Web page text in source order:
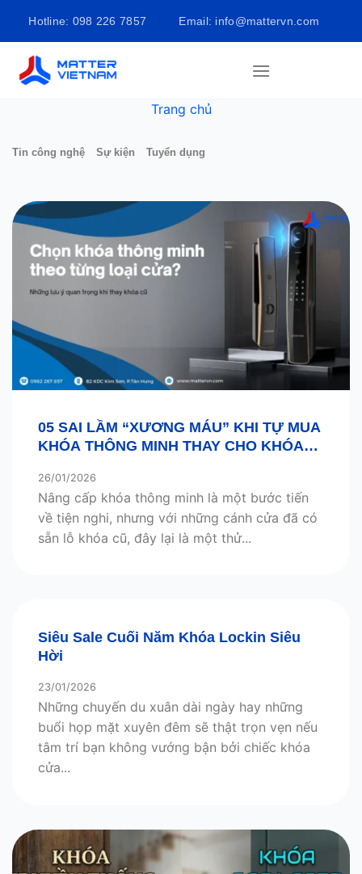
dung
Email: info@mattervn.com
Hotline: 098 226 7857
Trang chủ
Tin công nghệ Sự kiện Tuyển dụng
05 SAI LẦM “XƯƠNG MÁU” KHI TỰ MUA
KHÓA THÔNG MINH THAY CHO KHÓA
26/01/2026
Nâng cấp khóa thông minh là một bước tiến
về tiện nghi, nhưng với những cánh cửa đã có
sẵn lỗ khóa cũ, đây lại là một thử...
Siêu Sale Cuối Năm Khóa Lockin Siêu
Hời
23/01/2026
Những chuyến du xuân dài ngày hay những
buổi họp mặt xuyên đêm sẽ thật trọn vẹn nếu
tâm trí bạn không vướng bận bởi chiếc khóa
cửa...